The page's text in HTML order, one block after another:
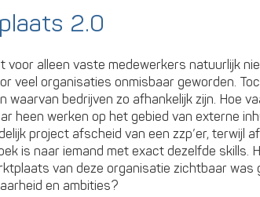
2.0
voor alleen vaste medewerkers natuurlijk
veel organisaties onmisbaar geworden.
waarvan bedrijven zo afhankelijk zijn. Hoe
heen werken op het gebied van externe
project afscheid van een zzp’er, terwijl
is naar iemand met exact dezelfde skills.
van deze organisatie zichtbaar was
en ambities?